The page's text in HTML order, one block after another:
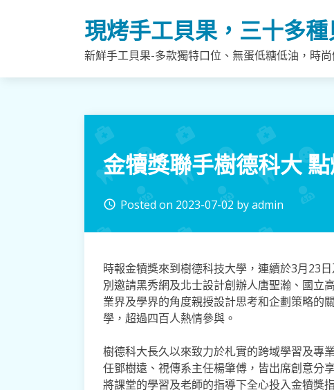
現烤手工貝果，三十多
新鮮手工貝果-多款獨特口位、無蛋低糖低油，時
金犢獎聯手樹德科大
access_time Posted on 2023-07-02 byadmin
時報金犢獎來到樹德科技大學，連續於3月23
別邀請黑秀網及北士設計創辦人唐聖瀚、國立
業界及學界的角度親授設計思考和企劃策略的
學，超過四百人熱情參與。
樹德科大長久以來致力於札實的跨域學習及專
任鄧樹遠、視傳系主任楊肇傅，皆出席創意分
將課堂的學習及老師的指導下全心投入金犢獎